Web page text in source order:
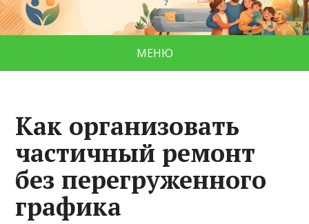
МЕНЮ
Как организовать
частичный ремонт
без перегруженного
графика